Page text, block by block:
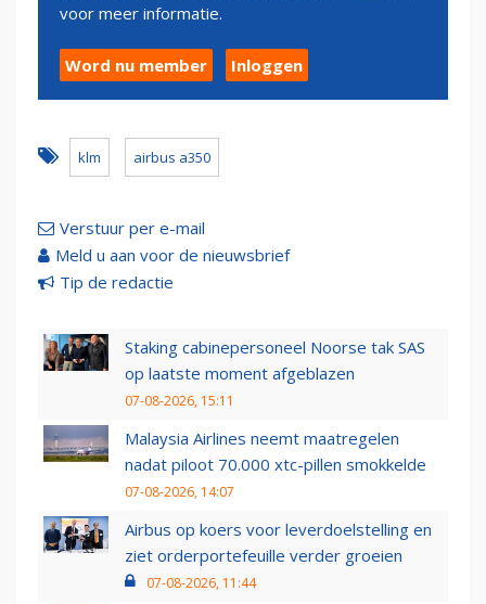
voor meer informatie.
Word nu member Inloggen
klm airbus a350
Verstuur per e-mail
Meld u aan voor de nieuwsbrief
Tip de redactie
Staking cabinepersoneel Noorse tak SAS
op laatste moment afgeblazen
07-08-2026, 15:11
Malaysia Airlines neemt maatregelen
nadat piloot 70.000 xtc-pillen smokkelde
07-08-2026, 14:07
Airbus op koers voor leverdoelstelling en
ziet orderportefeuille verder groeien
07-08-2026, 11:44